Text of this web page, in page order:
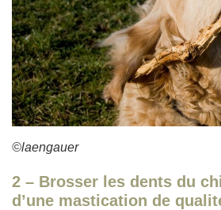
©laengauer
2 – Brosser les dents du
d’une mastication de